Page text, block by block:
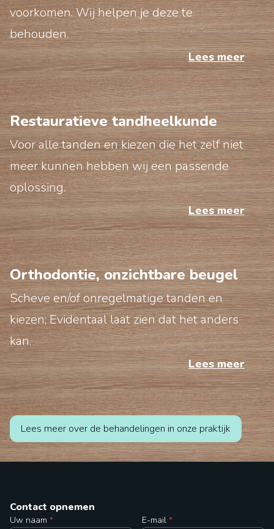
voorkomen. Wij helpen je deze te
behouden.
Lees meer
Restauratieve tandheelkunde
Voor alle tanden en kiezen die het zelf niet
meer kunnen hebben wij een passende
oplossing.
Lees meer
Orthodontie, onzichtbare beugel
Scheve en/of onregelmatige tanden en
kiezen; Evidentaal laat zien dat het anders
kan.
Lees meer
Lees meer over de behandelingen in onze praktijk
Contact opnemen
Uw naam * E-mail *